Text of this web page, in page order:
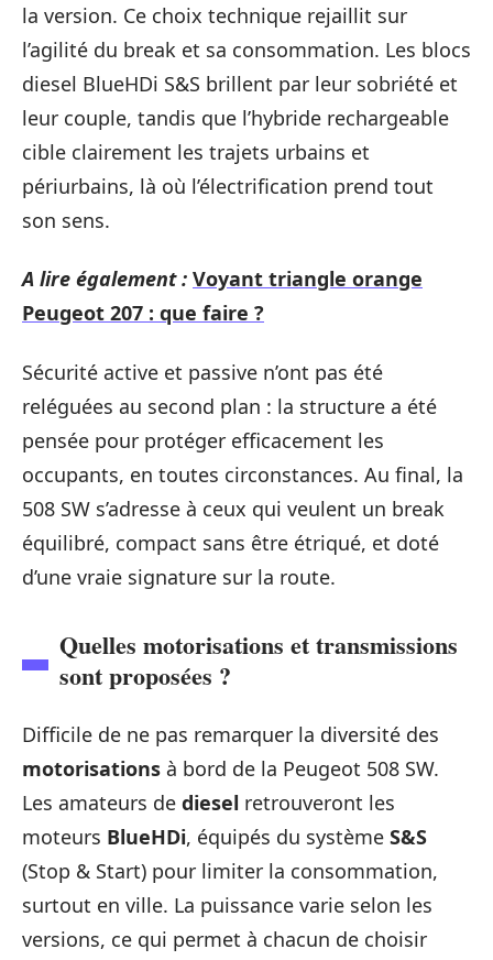
la version. Ce choix technique rejaillit sur
l’agilité du break et sa consommation. Les blocs
diesel BlueHDi S&S brillent par leur sobriété et
leur couple, tandis que l’hybride rechargeable
cible clairement les trajets urbains et
périurbains, là où l’électrification prend tout
son sens.
A lire également : Voyant triangle orange
Peugeot 207 : que faire ?
Sécurité active et passive n’ont pas été
reléguées au second plan : la structure a été
pensée pour protéger efficacement les
occupants, en toutes circonstances. Au final, la
508 SW s’adresse à ceux qui veulent un break
équilibré, compact sans être étriqué, et doté
d’une vraie signature sur la route.
Quelles motorisations et transmissions
sont proposées ?
Difficile de ne pas remarquer la diversité des
motorisations à bord de la Peugeot 508 SW.
Les amateurs de diesel retrouveront les
moteurs BlueHDi, équipés du système S&S
(Stop & Start) pour limiter la consommation,
surtout en ville. La puissance varie selon les
versions, ce qui permet à chacun de choisir